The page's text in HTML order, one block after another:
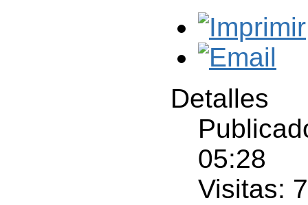
Detalles
05:28
Visitas: